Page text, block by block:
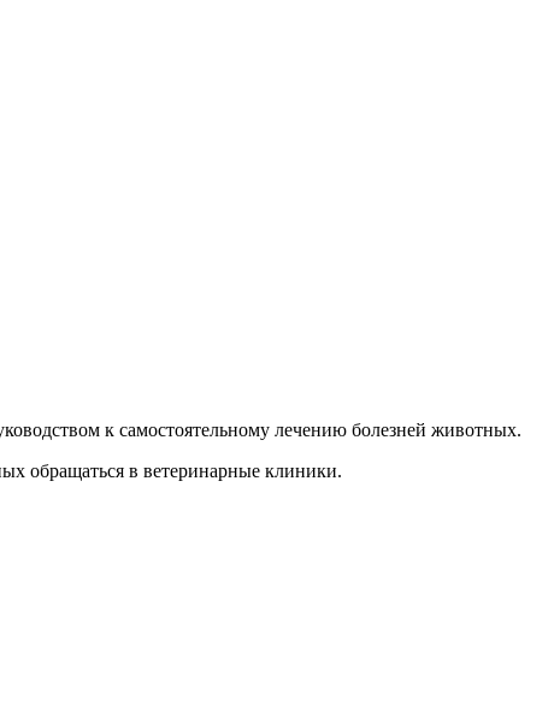
к самостоятельному лечению болезней животных.
обращаться в ветеринарные клиники.